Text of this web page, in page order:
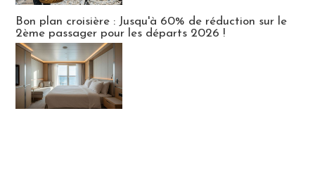
Bon plan croisière : Jusqu'à 60% de réduction sur le
2ème passager pour les départs 2026 !